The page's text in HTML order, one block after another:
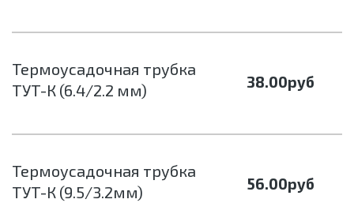
Термоусадочная трубка
ТУТ-К (6.4/2.2 мм)
38.00руб
Термоусадочная трубка
ТУТ-К (9.5/3.2мм)
56.00руб